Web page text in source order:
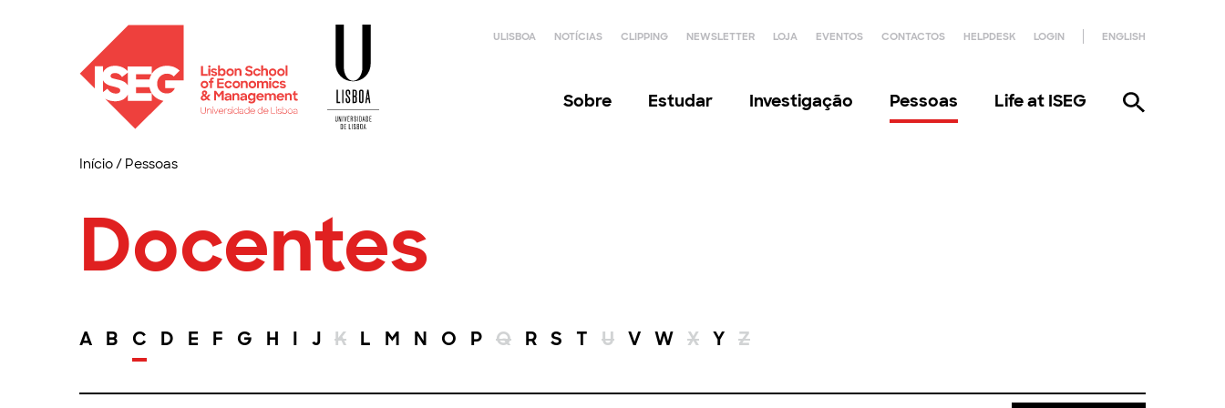
ULISBOA NOTÍCIAS CLIPPING NEWSLETTER LOJA EVENTOS CONTACTOS HELPDESK LOGIN ENGLISH
Sobre Estudar Investigação Pessoas Life at ISEG
Início/ Pessoas
Docentes
A B C D E F G H I J K L M N O P Q R S T U V W X Y Z